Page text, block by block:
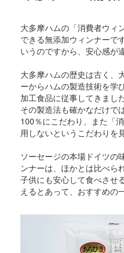
大多摩ハムの「消費者ウィ
できる無添加ウィンナーで
いうのですから、安心感が
大多摩ハムの歴史は古く、
ーからハムの製造技術を学
加工食品に従事してきました
その製造法も確かなだけで
100％にこだわり、また「
用しないというこだわりを
ソーセージの本場ドイツの
ンナーは、ほかとは比べら
子供にも安心して食べさせ
えるとあって、おすすめの